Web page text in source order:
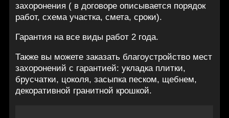
захоронения ( в договоре описывается порядок
работ, схема участка, смета, сроки).
Гарантия на все виды работ 2 года.
Также вы можете заказать благоустройство мест
захоронений с гарантией: укладка плитки,
брусчатки, цоколя, засыпка песком, щебнем,
декоративной гранитной крошкой.